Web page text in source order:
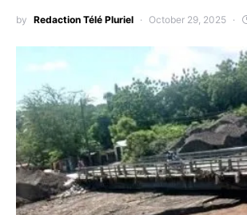
by Redaction Télé Pluriel October 29, 2025